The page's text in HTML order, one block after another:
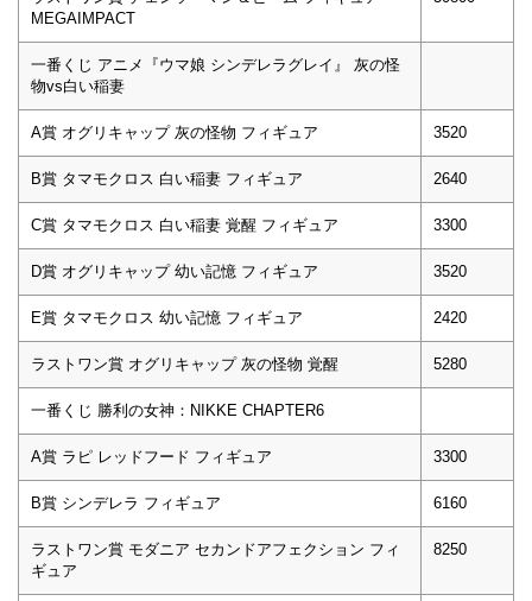
MEGAIMPACT
一番くじ アニメ『ウマ娘 シンデレラグレイ』 灰の怪
物vs白い稲妻
A賞 オグリキャップ 灰の怪物 フィギュア 3520
B賞 タマモクロス 白い稲妻 フィギュア 2640
C賞 タマモクロス 白い稲妻 覚醒 フィギュア 3300
D賞 オグリキャップ 幼い記憶 フィギュア 3520
E賞 タマモクロス 幼い記憶 フィギュア 2420
ラストワン賞 オグリキャップ 灰の怪物 覚醒 5280
一番くじ 勝利の女神：NIKKE CHAPTER6
A賞 ラピ レッドフード フィギュア 3300
B賞 シンデレラ フィギュア 6160
ラストワン賞 モダニア セカンドアフェクション フィ
ギュア
8250